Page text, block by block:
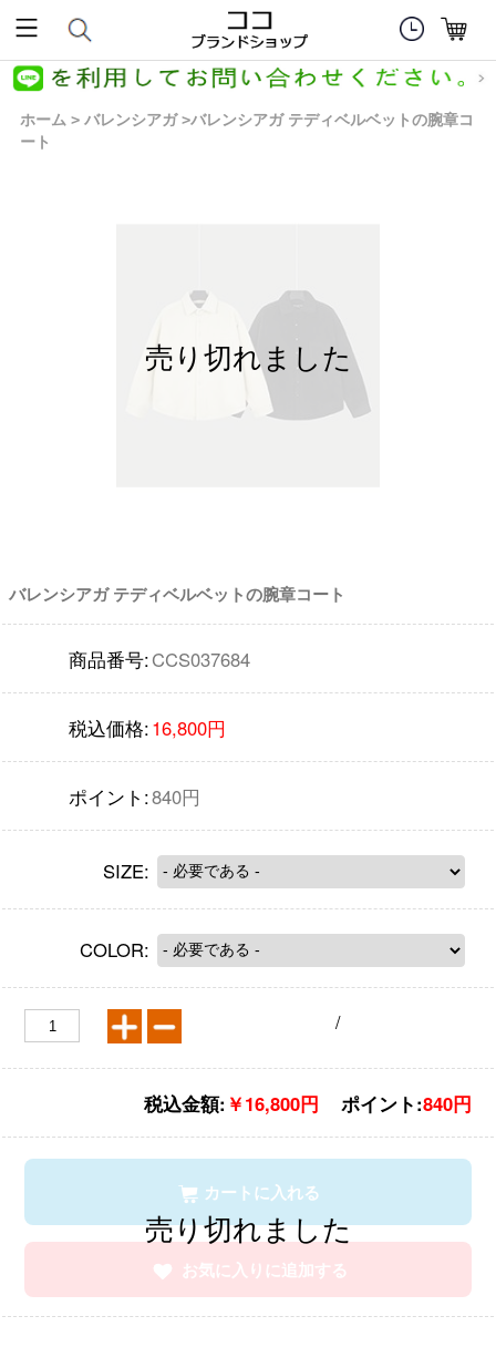
ホーム > バレンシアガ >バレンシアガ テディベルベットの腕章コ
ート
バレンシアガ テディベルベットの腕章コート
商品番号:CCS037684
税込価格:16,800円
ポイント:840円
SIZE:
COLOR:
/
税込金額: ￥16,800円 ポイント:840円
カートに入れる
お気に入りに追加する